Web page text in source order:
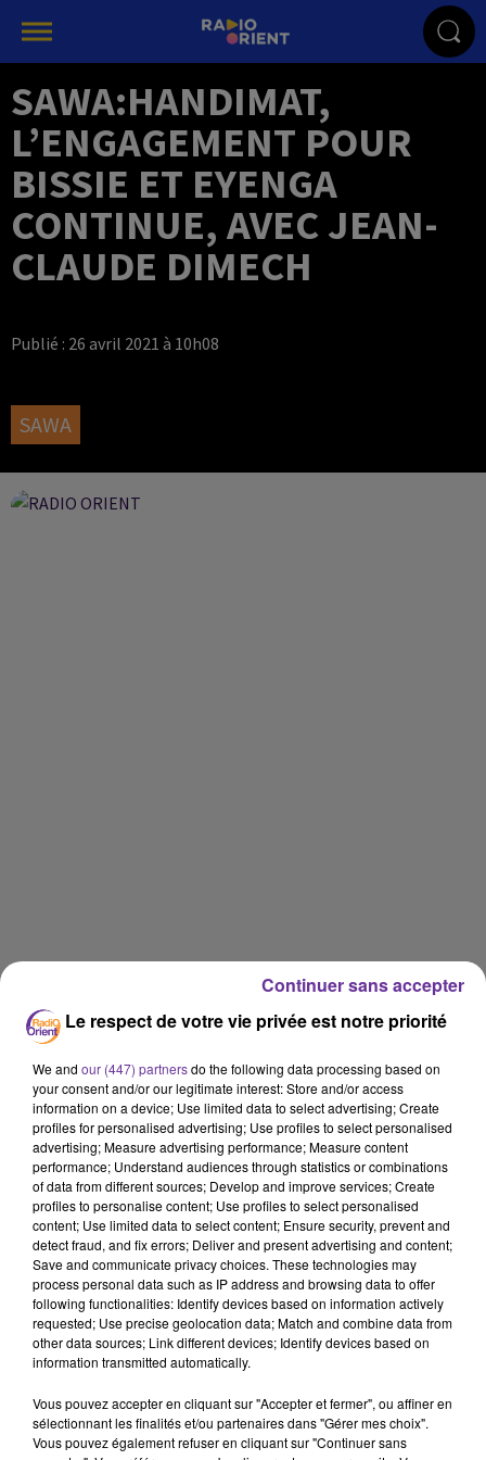
SAWA:HANDIMAT,
L’ENGAGEMENT POUR
BISSIE ET EYENGA
CONTINUE, AVEC JEAN-
CLAUDE DIMECH
Publié : 26 avril 2021 à 10h08
SAWA
SAWA
26 avril 2021 - 12 min 55 sec
SAWA:HANDIMAT, L’ENGAGEMENT POUR BISSIE
ET EYENGA CONTINUE, AVEC JEAN-CLAUDE
DIMECH
Radio Orient
SAWA
Solidarité internationale: HANDIMAT est une ONG créée
en 1979 au service des personnes handicapées.
L'une des missions de l'ONG HANDIMAT est la collecte de
matériel médical destiné aux personnes en situation de
handicap pour en faire un don à des personnes
nécessiteuses dans la grande métropole lyonnaise et à
Le respect de votre vie privée est notre priorité
We and our (447) partnersdo the following data processing based on
your consent and/or our legitimate interest: Store and/or access
information on a device; Use limited data to select advertising; Create
profiles for personalised advertising; Use profiles to select personalised
advertising; Measure advertising performance; Measure content
performance; Understand audiences through statistics or combinations
of data from different sources; Develop and improve services; Create
profiles to personalise content; Use profiles to select personalised
content; Use limited data to select content; Ensure security, prevent and
detect fraud, and fix errors; Deliver and present advertising and content;
Save and communicate privacy choices. These technologies may
process personal data such as IP address and browsing data to offer
following functionalities: Identify devices based on information actively
requested; Use precise geolocation data; Match and combine data from
other data sources; Link different devices; Identify devices based on
information transmitted automatically.
Vous pouvez accepter en cliquant sur "Accepter et fermer", ou affiner en
sélectionnant les finalités et/ou partenaires dans "Gérer mes choix".
Vous pouvez également refuser en cliquant sur "Continuer sans
Continuer sans accepter